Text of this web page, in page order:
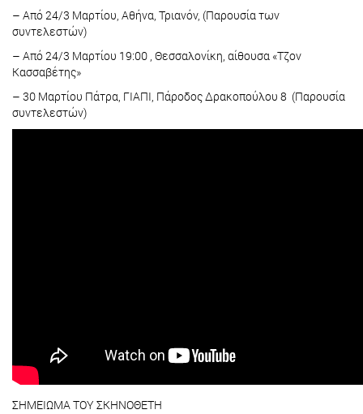
– Από 24/3 Μαρτίου, Αθήνα, Τριανόν, (Παρουσία των
συντελεστών)
– Από 24/3 Μαρτίου 19:00 , Θεσσαλονίκη, αίθουσα «Τζον
Κασσαβέτης»
– 30 Μαρτίου Πάτρα, ΓΙΑΠΙ, Πάροδος Δρακοπούλου 8 (Παρουσία
συντελεστών)
ΣΗΜΕΙΩΜΑ ΤΟΥ ΣΚΗΝΟΘΕΤΗ